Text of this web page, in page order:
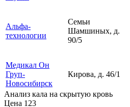
Альфа-
технологии
Семьи
Шамшиных, д.
90/5
Медикал Он
Груп-
Новосибирск
Кирова, д. 46/1
Анализ кала на скрытую кровь
Цена 123